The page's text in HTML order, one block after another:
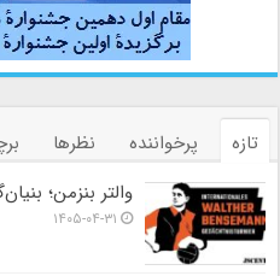
تازه پرخواننده نظرها
والتر بنزمن؛
۱۴۰۵-۰۴-۳۱